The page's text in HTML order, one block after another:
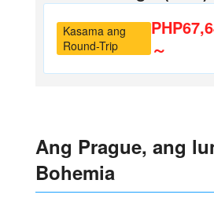
Kasama ang
Round-Trip
～
Ang Prague, ang
Bohemia